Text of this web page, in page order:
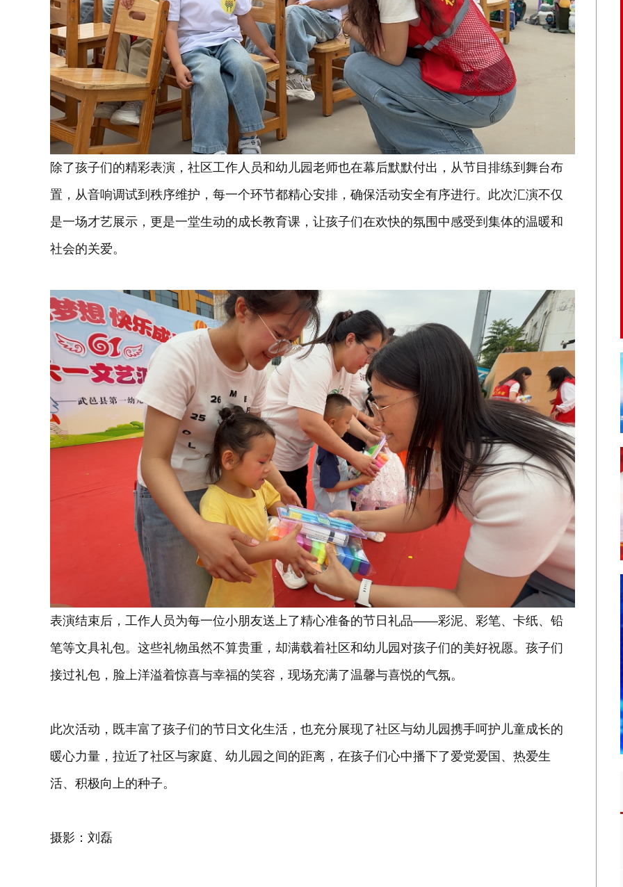
除了孩子们的精彩表演，社区工作人员和幼儿园老师也在幕后默默付出，从节目排练到舞台布
置，从音响调试到秩序维护，每一个环节都精心安排，确保活动安全有序进行。此次汇演不仅
是一场才艺展示，更是一堂生动的成长教育课，让孩子们在欢快的氛围中感受到集体的温暖和
社会的关爱。
表演结束后，工作人员为每一位小朋友送上了精心准备的节日礼品——彩泥、彩笔、卡纸、铅
笔等文具礼包。这些礼物虽然不算贵重，却满载着社区和幼儿园对孩子们的美好祝愿。孩子们
接过礼包，脸上洋溢着惊喜与幸福的笑容，现场充满了温馨与喜悦的气氛。
此次活动，既丰富了孩子们的节日文化生活，也充分展现了社区与幼儿园携手呵护儿童成长的
暖心力量，拉近了社区与家庭、幼儿园之间的距离，在孩子们心中播下了爱党爱国、热爱生
活、积极向上的种子。
摄影：刘磊